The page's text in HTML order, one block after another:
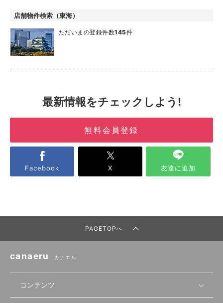
店舗物件検索（東海）
ただいまの登録件数145件
最新情報をチェックしよう!
無料会員登録
Facebook X 友達に追加
PAGETOPへ
canaeru カナエル
コンテンツ